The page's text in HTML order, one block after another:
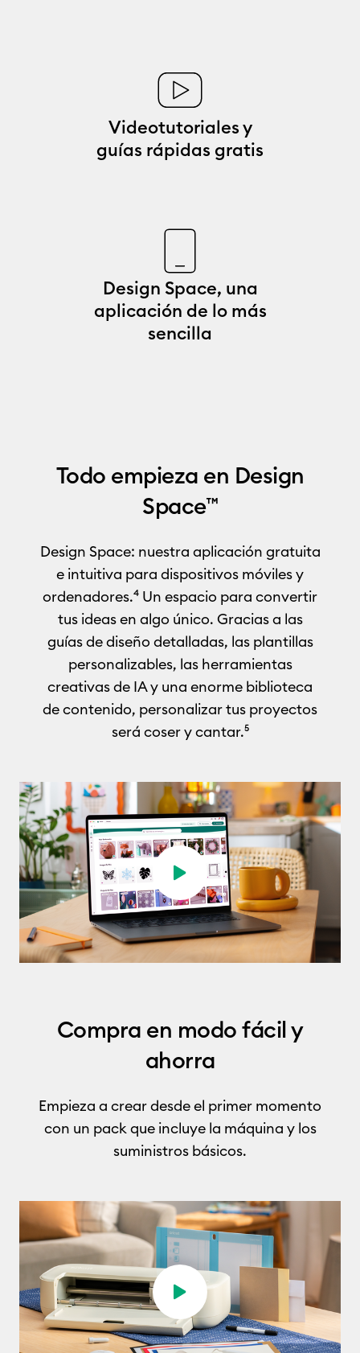
Videotutoriales y
guías rápidas gratis
Design Space, una
aplicación de lo más
sencilla
Todo empieza en Design
Space™
Design Space: nuestra aplicación gratuita
e intuitiva para dispositivos móviles y
ordenadores.⁴ Un espacio para convertir
tus ideas en algo único. Gracias a las
guías de diseño detalladas, las plantillas
personalizables, las herramientas
creativas de IA y una enorme biblioteca
de contenido, personalizar tus proyectos
será coser y cantar.⁵
Play video
Compra en modo fácil y
ahorra
Empieza a crear desde el primer momento
con un pack que incluye la máquina y los
suministros básicos.
Play video